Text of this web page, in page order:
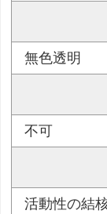
無色透明
不可
活動性の結